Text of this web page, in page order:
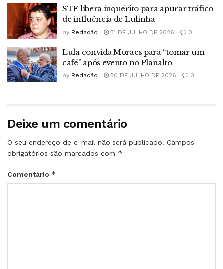
STF libera inquérito para apurar tráfico
de influência de Lulinha
by Redação 31 DE JULHO DE 2026 0
Lula convida Moraes para “tomar um
café” após evento no Planalto
by Redação 30 DE JULHO DE 2026 0
Deixe um comentário
O seu endereço de e-mail não será publicado. Campos
obrigatórios são marcados com *
Comentário *